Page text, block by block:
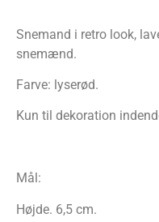
Snemand i retro look,
snemænd.
Farve: lyserød.
Kun til dekoration
Mål:
Højde. 6,5 cm.